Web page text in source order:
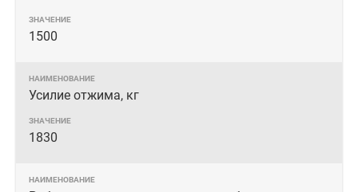
1500
Усилие отжима, кг
1830